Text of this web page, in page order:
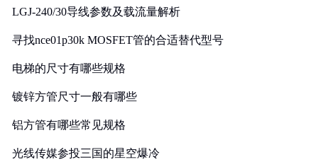
LGJ-240/30导线参数及载流量解析
寻找nce01p30k MOSFET管的合适替代型号
电梯的尺寸有哪些规格
镀锌方管尺寸一般有哪些
铝方管有哪些常见规格
光线传媒参投三国的星空爆冷